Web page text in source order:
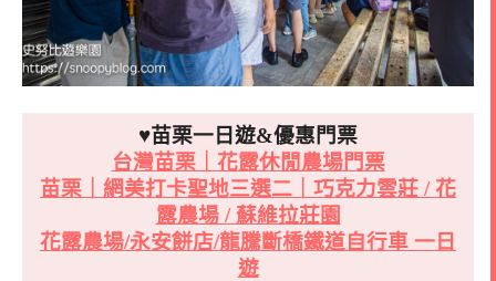
♥苗栗一日遊&優惠門票
台灣苗栗｜花露休閒農場門票
苗栗｜網美打卡聖地三選二｜巧克力雲莊 / 花
露農場 / 蘇維拉莊園
花露農場/永安餅店/龍騰斷橋鐵道自行車 一日
遊